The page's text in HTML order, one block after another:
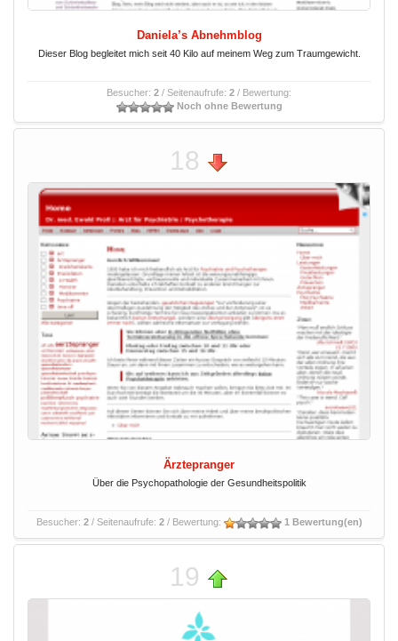
Daniela’s Abnehmblog
Dieser Blog begleitet mich seit 40 Kilo auf meinem Weg zum Traumgewicht.
Besucher: 2 / Seitenaufrufe: 2 / Bewertung:
Noch ohne Bewertung
18
Ärztepranger
Über die Psychopathologie der Gesundheitspolitik
Besucher: 2/ Seitenaufrufe: 2/ Bewertung: 1 Bewertung(en)
19